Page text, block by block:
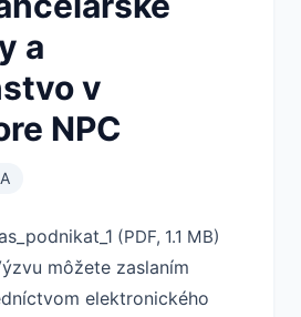
a
v
NPC
(PDF, 1.1 MB)
môžete zaslaním
elektronického